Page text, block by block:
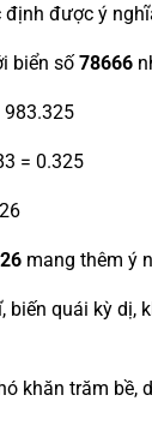
định được ý
biển số78666
983.325
= 0.325
26 mang thêm ý
biến quái kỳ dị,
khăn trăm bề,